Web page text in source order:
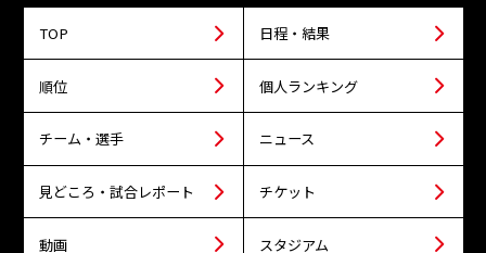
TOP 日程・結果
順位 個人ランキング
チーム・選手 ニュース
見どころ・試合レポート チケット
動画 スタジアム